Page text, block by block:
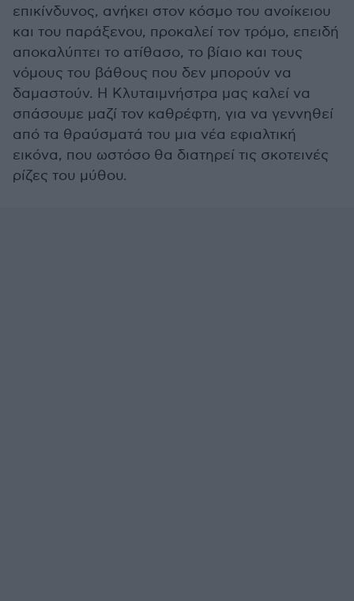
επικίνδυνος, ανήκει στον κόσμο του ανοίκειου
και του παράξενου, προκαλεί τον τρόμο, επειδή
αποκαλύπτει το ατίθασο, το βίαιο και τους
νόμους του βάθους που δεν μπορούν να
δαμαστούν. Η Κλυταιμνήστρα μας καλεί να
σπάσουμε μαζί τον καθρέφτη, για να γεννηθεί
από τα θραύσματά του μια νέα εφιαλτική
εικόνα, που ωστόσο θα διατηρεί τις σκοτεινές
ρίζες του μύθου.